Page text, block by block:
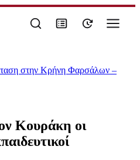
στην Κρήνη Φαρσάλων –
Κουράκη οι